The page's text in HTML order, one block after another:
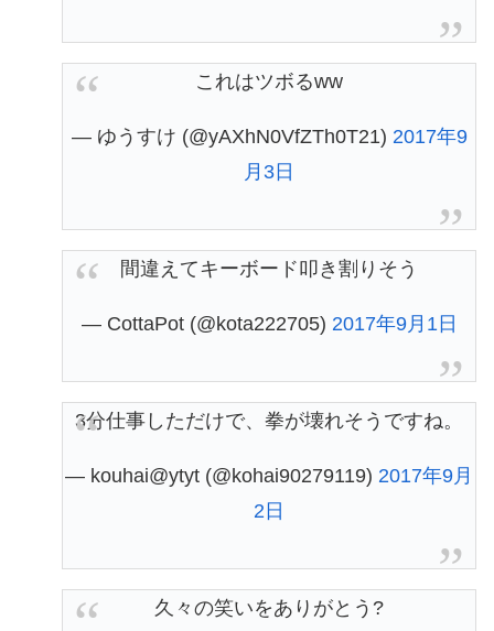
これはツボるww
— ゆうすけ (@yAXhN0VfZTh0T21) 2017年9
月3日
間違えてキーボード叩き割りそう
— CottaPot (@kota222705) 2017年9月1日
3分仕事しただけで、拳が壊れそうですね。
— kouhai@ytyt (@kohai90279119) 2017年9月
2日
久々の笑いをありがとう?